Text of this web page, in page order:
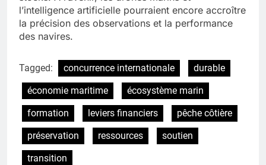
l’intelligence artificielle pourraient encore accroître
la précision des observations et la performance
des navires.
Tagged: concurrence internationale
durable
économie maritime
écosystème marin
formation
leviers financiers
pêche côtière
préservation
ressources
soutien
transition